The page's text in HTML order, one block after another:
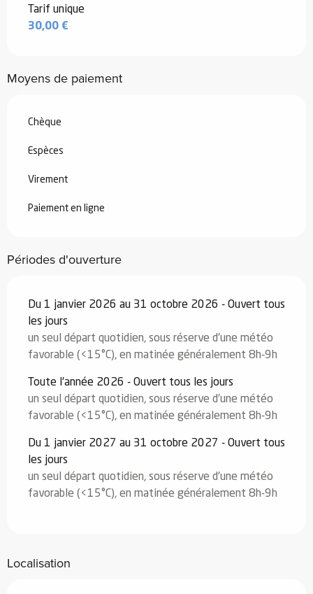
Tarif unique
30,00 €
Moyens de paiement
Chèque
Espèces
Virement
Paiement en ligne
Périodes d'ouverture
Du 1 janvier 2026 au 31 octobre 2026 - Ouvert tous
les jours
un seul départ quotidien, sous réserve d’une météo
favorable (<15°C), en matinée généralement 8h-9h
Toute l'année 2026 - Ouvert tous les jours
un seul départ quotidien, sous réserve d’une météo
favorable (<15°C), en matinée généralement 8h-9h
Du 1 janvier 2027 au 31 octobre 2027 - Ouvert tous
les jours
un seul départ quotidien, sous réserve d’une météo
favorable (<15°C), en matinée généralement 8h-9h
Localisation